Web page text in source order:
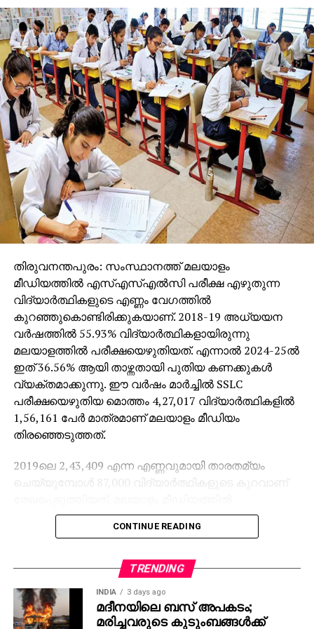
ഉള്‍പ്പെടുത്തി റെയില്‍വേ പ്രത്യേക സംവിധാനങ്ങളും
ഒരുക്കി.
സര്‍വീസ് സമയക്രമവും വ്യാപാരികള്‍ക്ക്
അനുയോജ്യമായ രീതിയിലാണ് ക്രമീകരിച്ചിരിക്കുന്നത്.
എല്ലാ വെള്ളിയാഴ്ചയും മംഗളൂരുവില്‍ നിന്ന് പുറപ്പെട്ട്
രാത്രി കോഴിക്കോട്, തിരൂര്‍ തുടങ്ങിയ
സ്‌റ്റേഷനുകളിലൂടെ യാത്ര തുടരുന്ന ട്രെയിന്‍ അടുത്ത
ദിവസം ഉച്ചയോടെ റോയാപുരത്തെത്തും. തിരിച്ചുള്ള
സര്‍വീസ് ചൊവ്വാഴ്ചകളിലാണ്. ഇതിലൂടെ കേരളവും
തമിഴ്‌നാടും തമ്മിലുള്ള ലജിസ്റ്റിക് ശൃംഖല കൂടുതല്‍
ക്രമബദ്ധവും വിശ്വസനീയവുമായിരിക്കും.
സ്‌റ്റേഷനുകളില്‍ പാഴ്‌സല്‍ കൈകാര്യം ചെയ്യാന്‍
പ്രത്യേക സൗകര്യങ്ങളും റെയില്‍വേ ഒരുക്കിയിട്ടുണ്ട്.
പുതിയ പാഴ്‌സല്‍ എക്‌സ്പ്രസ് ഇന്ത്യയിലെ ചരക്ക്
ഗതാഗതരംഗത്ത് ഒരു നിലപാടുമാറ്റമാണ്. ചെലവു
കുറഞ്ഞതും സമയം കൃത്യമായതുമായ സേവനം
ലഭ്യമാകുന്നതോടെ വ്യാപാരികളും കയറ്റുമതി
മേഖലയും കൂടുതല്‍ കരുത്താര്‍ജിക്കും. ലജിസ്റ്റിക്
രംഗത്തെ നിലവിലുള്ള തടസ്സങ്ങളും വൈകല്യങ്ങളും
പരിഹരിക്കുന്നതില്‍ ഈ സര്‍വീസിന് വലിയ പങ്ക്
വഹിക്കാനാകും. കേരളത്തിന്റെ വാണിജ്യ രംഗത്ത്
പുതിയ സാധ്യതകള്‍ തുറന്നുകൊടുക്കുന്ന ഈ
സംരംഭം, റെയില്‍വേയുടെ മുന്നേറ്റ ചിന്തകളുടെ
തെളിവായും മാറുന്നു.
തിരുവനന്തപുരം: സംസ്ഥാനത്ത് മലയാളം
മീഡിയത്തില്‍ എസ്എസ്എല്‍സി പരീക്ഷ എഴുതുന്ന
വിദ്യാര്‍ത്ഥികളുടെ എണ്ണം വേഗത്തില്‍
കുറഞ്ഞുകൊണ്ടിരിക്കുകയാണ്. 2018-19 അധ്യയന
വര്‍ഷത്തില്‍ 55.93% വിദ്യാര്‍ത്ഥികളായിരുന്നു
മലയാളത്തില്‍ പരീക്ഷയെഴുതിയത്. എന്നാല്‍ 2024-25ല്‍
ഇത് 36.56% ആയി താഴ്ന്നതായി പുതിയ കണക്കുകള്‍
വ്യക്തമാക്കുന്നു. ഈ വര്‍ഷം മാര്‍ച്ചില്‍ SSLC
പരീക്ഷയെഴുതിയ മൊത്തം 4,27,017 വിദ്യാര്‍ത്ഥികളില്‍
1,56,161 പേര്‍ മാത്രമാണ് മലയാളം മീഡിയം
തിരഞ്ഞെടുത്തത്.
2019ലെ 2,43,409 എന്ന എണ്ണവുമായി താരതമ്യം
ചെയ്യുമ്പോള്‍ 87,000 വിദ്യാര്‍ത്ഥികളുടെ കുറവാണ്
പഠിക്കുന്നവരുടെ കുറവാണ് ഈ ഇടിവിന് കാരണമെന്ന്
പരീക്ഷാഭവനിലെ ഉദ്യോഗസ്ഥര്‍ പറയുന്നു.
വിവരമനുസരിച്ച് പ്രാഥമിക ക്ലാസുകളില്‍ തന്നെ
ഇംഗ്ലീഷ്-മലയാളം മീഡിയം പ്രവേശന അനുപാതം
70:30 ആയി മാറിയിട്ടുണ്ട്. ഇംഗ്ലീഷ് കൂടുതല്‍
ഗുണമേറിയ പഠനമാധ്യമമാണെന്ന
CONTINUE READING
TRENDING
INDIA 3 days ago
മദീനയിലെ ബസ് അപകടം;
മരിച്ചവരുടെ കുടുംബങ്ങള്‍ക്ക്